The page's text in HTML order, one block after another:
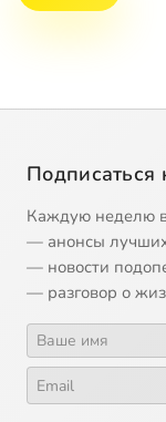
Подписаться
Каждую неделю
— анонсы
— новости
— разговор о